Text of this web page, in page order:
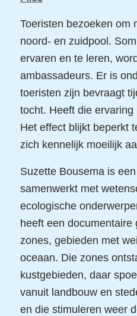
Toeristen bezoeken om
noord- en zuidpool.
ervaren en te leren,
ambassadeurs. Er is
toeristen zijn bevraagt
tocht. Heeft die
Het effect blijkt beperkt
zich kennelijk moeilijk
Suzette Bousema is
samenwerkt met
ecologische
heeft een documentaire
zones, gebieden met
oceaan. Die zones
kustgebieden, daar
vanuit landbouw en
en die stimuleren weer